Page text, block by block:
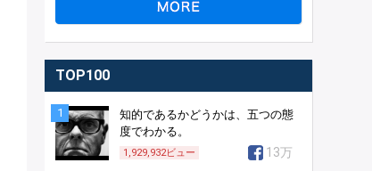
TOP100
1
知的であるかどうかは、五つの態
度でわかる。
1,929,932ビュー 13万